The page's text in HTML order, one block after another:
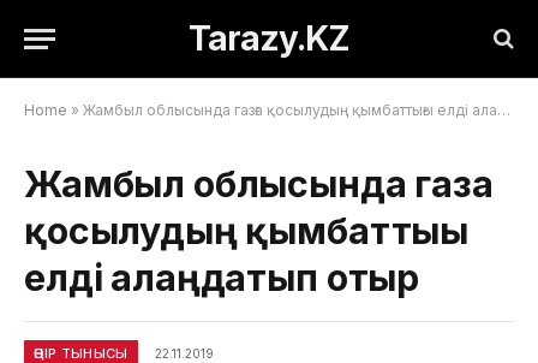
Tarazy.KZ
Home » Жамбыл облысында газға қосылудың қымбаттығы елді алаңдатып отыр
Жамбыл облысында газға
қосылудың қымбаттығы
елді алаңдатып отыр
ӨҢІР ТЫНЫСЫ 22.11.2019